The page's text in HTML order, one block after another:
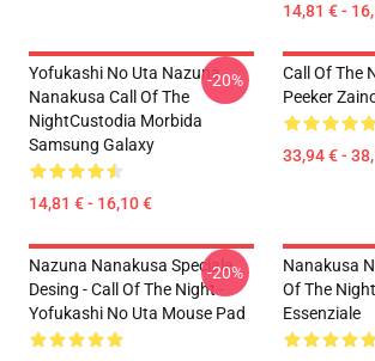
14,81 € -
Yofukashi No Uta Nazuna
Nanakusa Call Of The
NightCustodia Morbida
Samsung Galaxy
14,81 € - 16,10 €
-20%
Call Of The
Peeker
33,94 € -
Nazuna Nanakusa Speciale
Desing - Call Of The Night -
Yofukashi No Uta Mouse Pad
-20%
Nanakusa
Of The
Essenziale